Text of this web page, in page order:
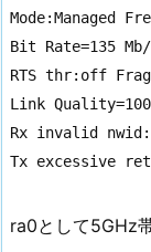
Mode:Managed
Bit Rate=135
RTS thr:off
Link
Rx invalid
Tx excessive
ra0として5GHz